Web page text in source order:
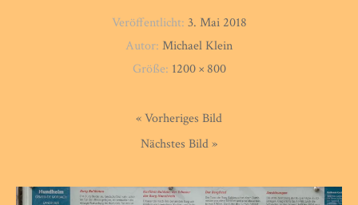
Veröffentlicht: 3. Mai 2018
Autor: Michael Klein
Größe: 1200 × 800
« Vorheriges Bild
Nächstes Bild »